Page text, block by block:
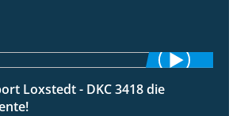
1:04
Loxstedt - DKC 3418 die